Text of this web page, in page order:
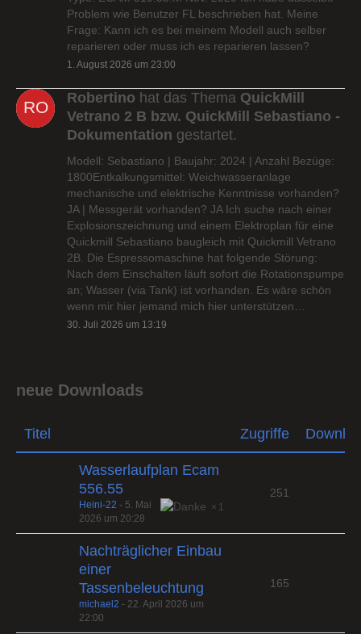
Problem wie Benutzer FL beschrieben hat. Meine
Frage: Kann ich es bei meinem Modell auch selber
reparieren oder muss ich es reparieren lassen?
1. August 2026 um 23:00
Robertino hat das Thema QuickMill
Vetrano 2 B bzw. QuickMill Sebastiano -
Dokumentation gestartet.
Modell: Sebastiano | Baujahr: 2024 | Anzahl Bezüge:
1800Entkalkungsmittel: Weichwasseranlage
mechanische und elektrische Kenntnisse vorhanden?
JA | Messgerät vorhanden? JA Ich suche nach einer
Explosionszeichnung und einem Elektroplan für eine
Quickmill Sebastiano baugleich mit Quickmill Vetrano
2B. Die Espressomaschine hat folgende Störung:
Nach dem Einschalten läuft sofort die Rotationspumpe
an; Wasser (via Tank) ist vorhanden. Es wäre schön
wenn mir hier jemand mich hier unterstützen…
30. Juli 2026 um 13:19
neue Downloads
Titel Zugriffe
Wasserlaufplan Ecam
556.55
1
Heini-22 - 5. Mai
2026 um 20:28
251
Nachträglicher Einbau
einer
Tassenbeleuchtung
michael2 - 22. April 2026 um
22:00
165